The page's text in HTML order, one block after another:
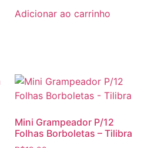
Adicionar ao carrinho
Mini Grampeador P/12
Folhas Borboletas – Tilibra